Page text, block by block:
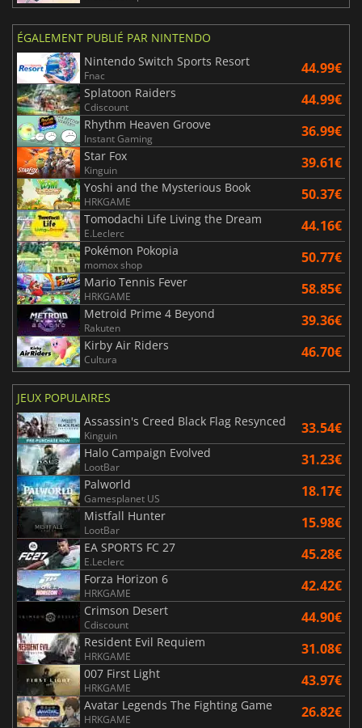
ÉGALEMENT PUBLIÉ PAR NINTENDO
Nintendo Switch Sports Resort
Fnac 44.99€
Splatoon Raiders
Cdiscount 44.99€
Rhythm Heaven Groove
Instant Gaming 36.99€
Star Fox
Kinguin 39.61€
Yoshi and the Mysterious Book
HRKGAME 50.37€
Tomodachi Life Living the Dream
E.Leclerc 44.16€
Pokémon Pokopia
momox shop 50.77€
Mario Tennis Fever
HRKGAME 58.85€
Metroid Prime 4 Beyond
Rakuten 39.36€
Kirby Air Riders
Cultura 46.70€
JEUX POPULAIRES
Assassin's Creed Black Flag Resynced
Kinguin 33.54€
Halo Campaign Evolved
LootBar 31.23€
Palworld
Gamesplanet US 18.17€
Mistfall Hunter
LootBar 15.98€
EA SPORTS FC 27
E.Leclerc 45.28€
Forza Horizon 6
HRKGAME 42.42€
Crimson Desert
Cdiscount 44.90€
Resident Evil Requiem
HRKGAME 31.08€
007 First Light
HRKGAME 43.97€
Avatar Legends The Fighting Game
HRKGAME 26.82€